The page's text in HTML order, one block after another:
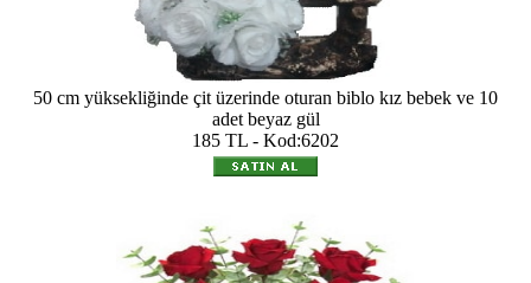
50 cm yüksekliğinde çit üzerinde oturan biblo kız bebek ve 10
adet beyaz gül
185 TL - Kod:6202